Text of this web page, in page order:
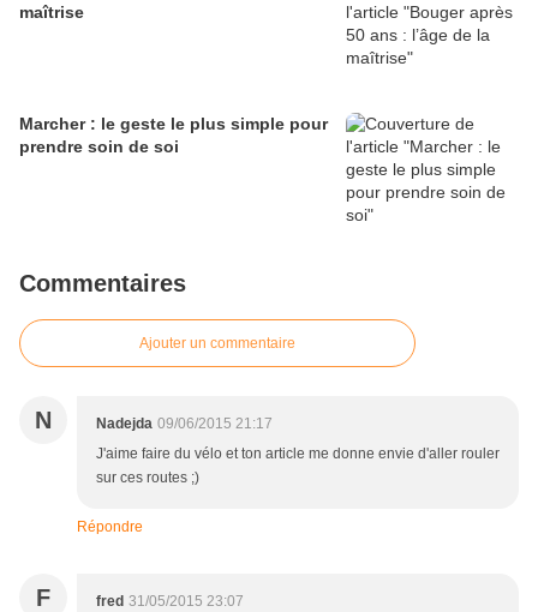
maîtrise
Marcher : le geste le plus simple pour
prendre soin de soi
Commentaires
Ajouter un commentaire
N Nadejda 09/06/2015 21:17
J'aime faire du vélo et ton article me donne envie d'aller rouler
sur ces routes ;)
Répondre
F fred 31/05/2015 23:07